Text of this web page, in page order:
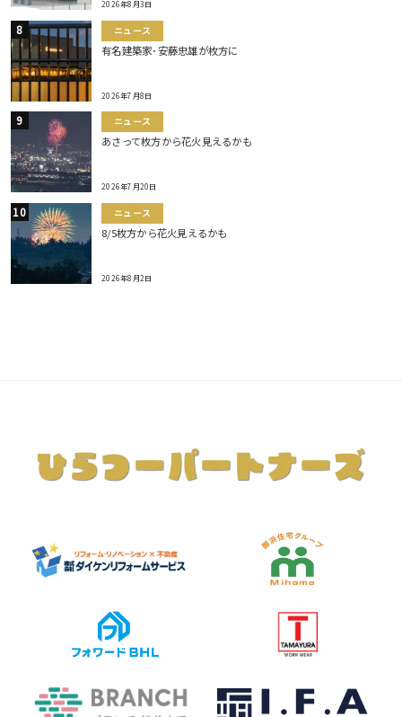
2026年8月3日
ニュース
有名建築家･安藤忠雄が枚方に
2026年7月8日
ニュース
あさって枚方から花火見えるかも
2026年7月20日
ニュース
8/5枚方から花火見えるかも
2026年8月2日